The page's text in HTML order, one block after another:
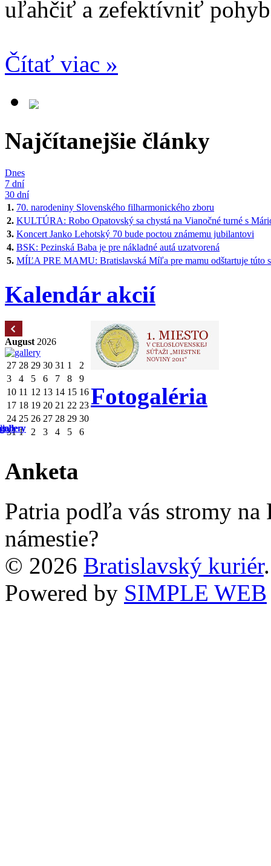
uľahčiť a zefektívniť pohyb
Čítať viac »
Najčítanejšie články
Dnes
7 dní
30 dní
1. 70. narodeniny Slovenského filharmonického zboru
2. KULTÚRA: Robo Opatovský sa chystá na Vianočné turné s
3. Koncert Janko Lehotský 70 bude poctou známemu jubilantovi
4. BSK: Pezinská Baba je pre nákladné autá uzatvorená
5. MÍĽA PRE MAMU: Bratislavská Míľa pre mamu odštartuje túto
Kalendár akcií
August 2026
27 28 29 30 31 1
2
3
4 5 6 7 8
9
10 11 12 13 14 15 16
17 18 19 20 21 22 23
24 25 26 27 28 29 30
31 1 2 3 4 5 6
Fotogaléria
Anketa
Patria podľa vás stromy na
námestie?
© 2026 Bratislavský kuriér
Powered by SIMPLE WEB